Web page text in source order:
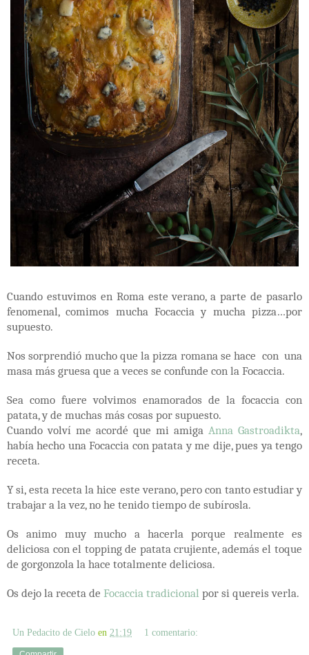
Cuando estuvimos en Roma este verano, a parte de pasarlo
fenomenal, comimos mucha Focaccia y mucha pizza…por
supuesto.
Nos sorprendió mucho que la pizza romana se hace con una
masa más gruesa que a veces se confunde con la Focaccia.
Sea como fuere volvimos enamorados de la focaccia con
patata, y de muchas más cosas por supuesto.
Cuando volví me acordé que mi amiga Anna Gastroadikta,
había hecho una Focaccia con patata y me dije, pues ya tengo
receta.
Y si, esta receta la hice este verano, pero con tanto estudiar y
trabajar a la vez, no he tenido tiempo de subírosla.
Os animo muy mucho a hacerla porque realmente es
deliciosa con el topping de patata crujiente, además el toque
de gorgonzola la hace totalmente deliciosa.
Os dejo la receta de Focaccia tradicional por si quereis verla.
Un Pedacito de Cielo en 21:19 1 comentario: